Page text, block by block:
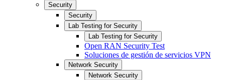
Security
Security
Lab Testing for Security
Lab Testing for Security
Open RAN Security Test
Soluciones de gestión de servicios VPN
Network Security
Network Security